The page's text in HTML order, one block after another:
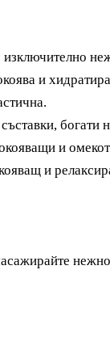
и
богати
и
и